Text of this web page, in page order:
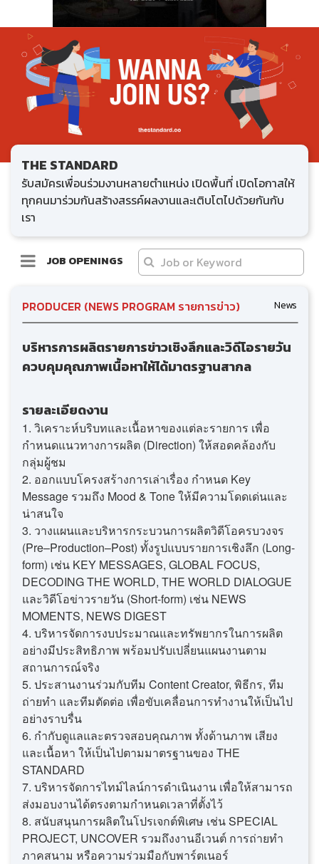
THE STANDARD
รับสมัครเพื่อนร่วมงานหลายตำแหน่ง เปิดพื้นที่ เปิดโอกาสให้
ทุกคนมาร่วมกันสร้างสรรค์ผลงานและเติบโตไปด้วยกันกับ
เรา
JOB OPENINGS
PRODUCER (NEWS PROGRAM รายการข่าว) News
บริหารการผลิตรายการข่าวเชิงลึกและวิดีโอรายวัน
ควบคุมคุณภาพเนื้อหาให้ได้มาตรฐานสากล
รายละเอียดงาน
1. วิเคราะห์บริบทและเนื้อหาของแต่ละรายการ เพื่อ
กำหนดแนวทางการผลิต (Direction) ให้สอดคล้องกับ
กลุ่มผู้ชม
2. ออกแบบโครงสร้างการเล่าเรื่อง กำหนด Key
Message รวมถึง Mood & Tone ให้มีความโดดเด่นและ
น่าสนใจ
3. วางแผนและบริหารกระบวนการผลิตวิดีโอครบวงจร
(Pre–Production–Post) ทั้งรูปแบบรายการเชิงลึก (Long-
form) เช่น KEY MESSAGES, GLOBAL FOCUS,
DECODING THE WORLD, THE WORLD DIALOGUE
และวิดีโอข่าวรายวัน (Short-form) เช่น NEWS
MOMENTS, NEWS DIGEST
4. บริหารจัดการงบประมาณและทรัพยากรในการผลิต
อย่างมีประสิทธิภาพ พร้อมปรับเปลี่ยนแผนงานตาม
สถานการณ์จริง
5. ประสานงานร่วมกับทีม Content Creator, พิธีกร, ทีม
ถ่ายทำ และทีมตัดต่อ เพื่อขับเคลื่อนการทำงานให้เป็นไป
อย่างราบรื่น
6. กำกับดูแลและตรวจสอบคุณภาพ ทั้งด้านภาพ เสียง
และเนื้อหา ให้เป็นไปตามมาตรฐานของ THE
STANDARD
7. บริหารจัดการไทม์ไลน์การดำเนินงาน เพื่อให้สามารถ
ส่งมอบงานได้ตรงตามกำหนดเวลาที่ตั้งไว้
8. สนับสนุนการผลิตในโปรเจกต์พิเศษ เช่น SPECIAL
PROJECT, UNCOVER รวมถึงงานอีเวนต์ การถ่ายทำ
ภาคสนาม หรือความร่วมมือกับพาร์ตเนอร์